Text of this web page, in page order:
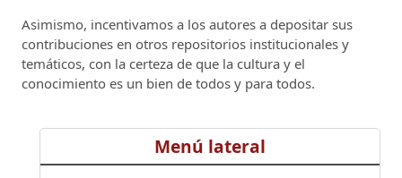
Asimismo, incentivamos a los autores a depositar sus
contribuciones en otros repositorios institucionales y
temáticos, con la certeza de que la cultura y el
conocimiento es un bien de todos y para todos.
Menú lateral